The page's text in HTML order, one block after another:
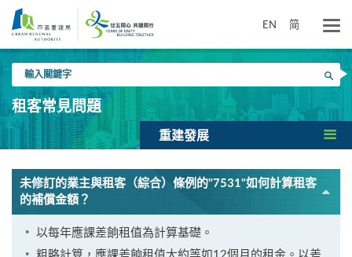
要
內
EN 简
入
關
鍵
搜尋
租客常見問題
重建發展
未修訂的業主與租客（綜合）條例的"7531"如何計算租客
的補償金額？
以每年應課差餉租值為計算基礎。
粗略計算，應課差餉租值大約等如12個月的租金。以差